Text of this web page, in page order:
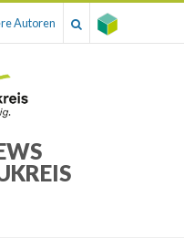
Autoren